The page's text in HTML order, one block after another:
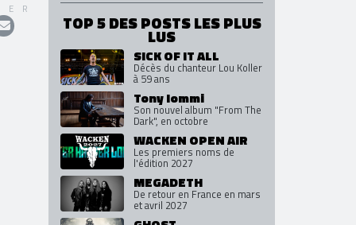
TOP 5 DES POSTS LES PLUS
LUS
SICK OF IT ALL
Décès du chanteur Lou Koller
à 59 ans
Tony Iommi
Son nouvel album "From The
Dark", en octobre
WACKEN OPEN AIR
Les premiers noms de
l'édition 2027
MEGADETH
De retour en France en mars
et avril 2027